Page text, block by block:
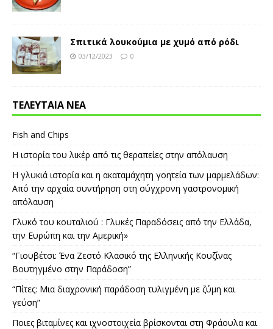
Σπιτικά λουκούμια με χυμό από ρόδι
03/12/2023 0
ΤΕΛΕΥΤΑΙΑ ΝΕΑ
Fish and Chips
Η ιστορία του λικέρ από τις θεραπείες στην απόλαυση
Η γλυκιά ιστορία και η ακαταμάχητη γοητεία των μαρμελάδων:
Από την αρχαία συντήρηση στη σύγχρονη γαστρονομική
απόλαυση
Γλυκό του κουταλιού : Γλυκές Παραδόσεις από την Ελλάδα,
την Ευρώπη και την Αμερική»
“Γιουβέτσι: Ένα Ζεστό Κλασικό της Ελληνικής Κουζίνας
Βουτηγμένο στην Παράδοση”
“Πίτες: Μια διαχρονική παράδοση τυλιγμένη με ζύμη και
γεύση”
Ποιες βιταμίνες και ιχνοστοιχεία βρίσκονται στη Φράουλα και